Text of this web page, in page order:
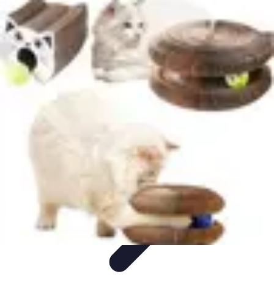
Globe Explore
Voyage Durable Sécurité en voyageVoyage ÉcoresponsableVoyages
en SoloConseils Pratiques
Globe Explore